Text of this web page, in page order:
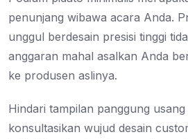
penunjang wibawa acara Anda.
unggul berdesain presisi tinggi
anggaran mahal asalkan Anda
ke produsen aslinya.
Hindari tampilan panggung
konsultasikan wujud desain